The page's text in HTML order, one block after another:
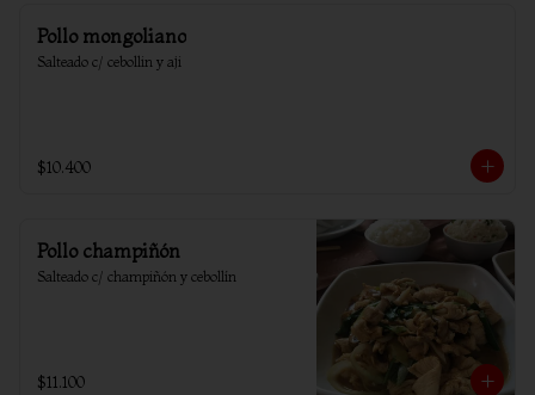
Pollo mongoliano
Salteado c/ cebollin y aji
$10.400
Pollo champiñón
Salteado c/ champiñón y cebollín
$11.100